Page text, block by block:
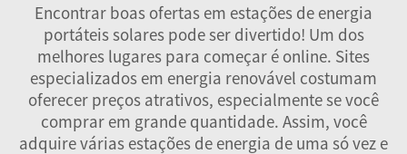
Encontrar boas ofertas em estações de energia
portáteis solares pode ser divertido! Um dos
melhores lugares para começar é online. Sites
especializados em energia renovável costumam
oferecer preços atrativos, especialmente se você
comprar em grande quantidade. Assim, você
adquire várias estações de energia de uma só vez e